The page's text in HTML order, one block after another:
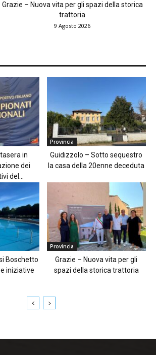
Grazie – Nuova vita per gli spazi della storica
trattoria
9 Agosto 2026
in
dei
del...
Provincia
Guidizzolo – Sotto sequestro
la casa della 20enne deceduta
Boschetto
iniziative
Provincia
Grazie – Nuova vita per gli
spazi della storica trattoria